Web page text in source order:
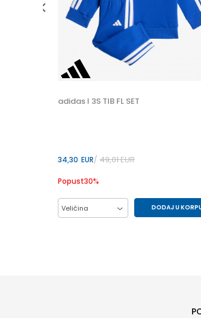
adidas I 3S TIB FL SET
34,30 EUR 49,01EUR
Popust30%
Veličina DODAJ U